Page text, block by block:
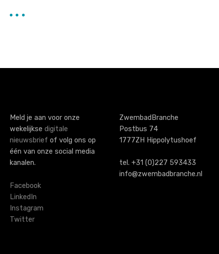
Meld je aan voor onze
wekelijkse digitale
nieuwsbrief of volg ons op
één van onze social media
kanalen.
Facebook
LinkedIn
Instagram
Twitter
ZwembadBranche
Postbus 74
1777ZH Hippolytushoef
tel. +31 (0)227 593433
info@zwembadbranche.nl